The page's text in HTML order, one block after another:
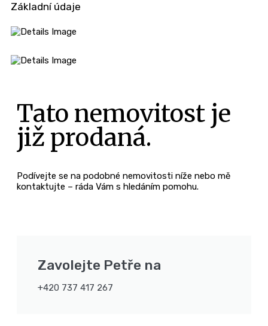
Základní údaje
Tato nemovitost je
již prodaná.
Podívejte se na podobné nemovitosti níže nebo mě
kontaktujte – ráda Vám s hledáním pomohu.
Zavolejte Petře na
+420 737 417 267